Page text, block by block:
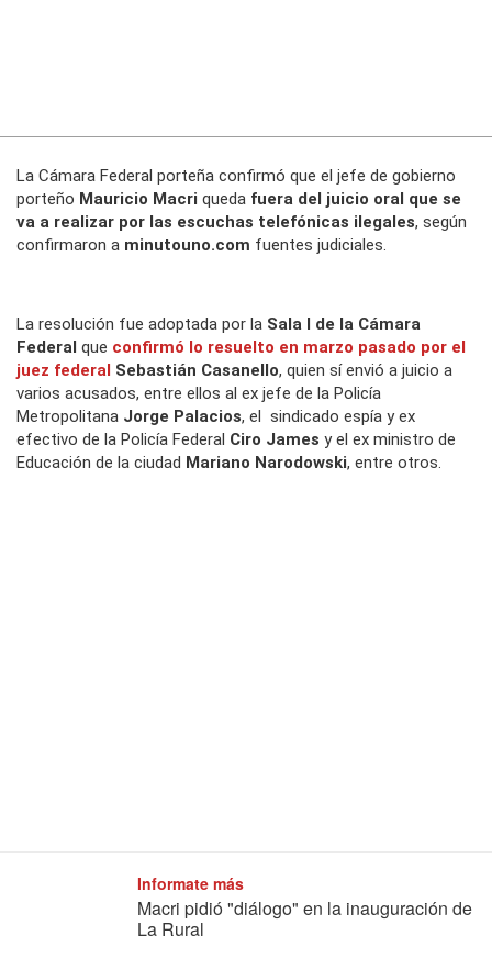
La Cámara Federal porteña confirmó que el jefe de gobierno
porteño Mauricio Macri queda fuera del juicio oral que se
va a realizar por las escuchas telefónicas ilegales, según
confirmaron a minutouno.com fuentes judiciales.
La resolución fue adoptada por la Sala I de la Cámara
Federal que confirmó lo resuelto en marzo pasado por el
juez federal Sebastián Casanello, quien sí envió a juicio a
varios acusados, entre ellos al ex jefe de la Policía
Metropolitana Jorge Palacios, el sindicado espía y ex
efectivo de la Policía Federal Ciro James y el ex ministro de
Educación de la ciudad Mariano Narodowski, entre otros.
Informate más
Macri pidió "diálogo" en la inauguración de
La Rural